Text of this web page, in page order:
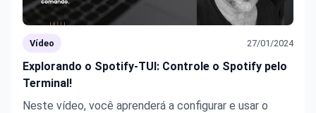
Vídeo 27/01/2024
Explorando o Spotify-TUI: Controle o Spotify pelo
Terminal!
Neste vídeo, você aprenderá a configurar e usar o